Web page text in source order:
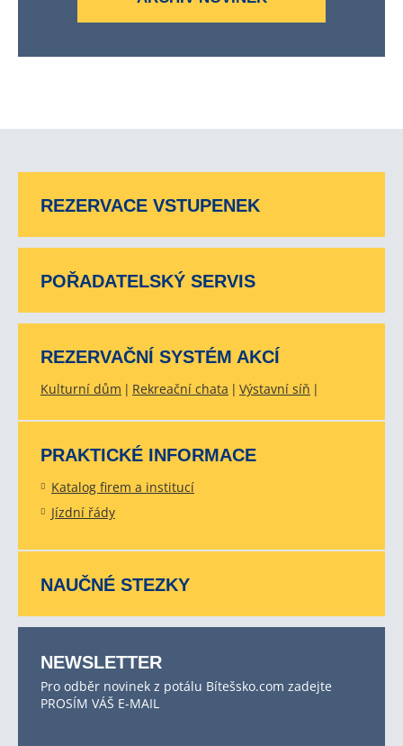
REZERVACE VSTUPENEK
POŘADATELSKÝ SERVIS
REZERVAČNÍ SYSTÉM AKCÍ
Kulturní dům Rekreační chata Výstavní síň
PRAKTICKÉ INFORMACE
Katalog firem a institucí
Jízdní řády
NAUČNÉ STEZKY
NEWSLETTER
Pro odběr novinek z potálu Bítešsko.com zadejte
PROSÍM VÁŠ E-MAIL